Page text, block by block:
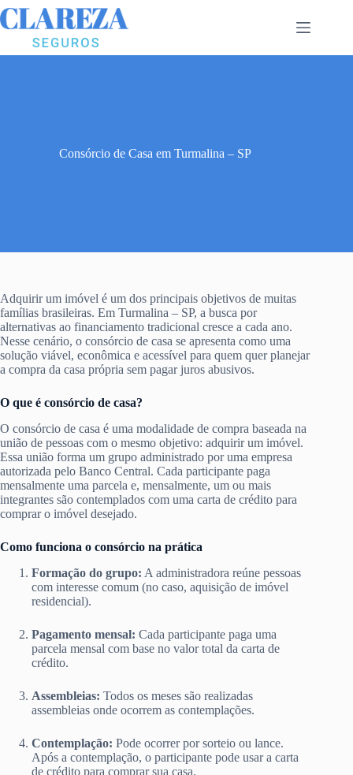
Pular
para
conteúdo
Consórcio de Casa em Turmalina – SP
Adquirir um imóvel é um dos principais objetivos de muitas
famílias brasileiras. Em Turmalina – SP, a busca por
alternativas ao financiamento tradicional cresce a cada ano.
Nesse cenário, o consórcio de casa se apresenta como uma
solução viável, econômica e acessível para quem quer planejar
a compra da casa própria sem pagar juros abusivos.
O que é consórcio de casa?
O consórcio de casa é uma modalidade de compra baseada na
união de pessoas com o mesmo objetivo: adquirir um imóvel.
Essa união forma um grupo administrado por uma empresa
autorizada pelo Banco Central. Cada participante paga
mensalmente uma parcela e, mensalmente, um ou mais
integrantes são contemplados com uma carta de crédito para
comprar o imóvel desejado.
Como funciona o consórcio na prática
Formação do grupo: A administradora reúne pessoas
com interesse comum (no caso, aquisição de imóvel
residencial).
Pagamento mensal: Cada participante paga uma
parcela mensal com base no valor total da carta de
crédito.
Assembleias: Todos os meses são realizadas
assembleias onde ocorrem as contemplações.
Contemplação: Pode ocorrer por sorteio ou lance.
Após a contemplação, o participante pode usar a carta
de crédito para comprar sua casa.